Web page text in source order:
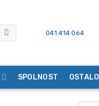
041 414 064
SPOLNOST OSTALO